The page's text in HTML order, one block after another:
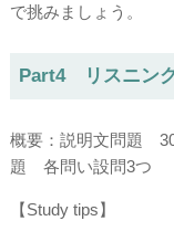
で挑みましょう。
Part4 リスニン
概要：説明文問題
題 各問い設問3つ
【Study tips】